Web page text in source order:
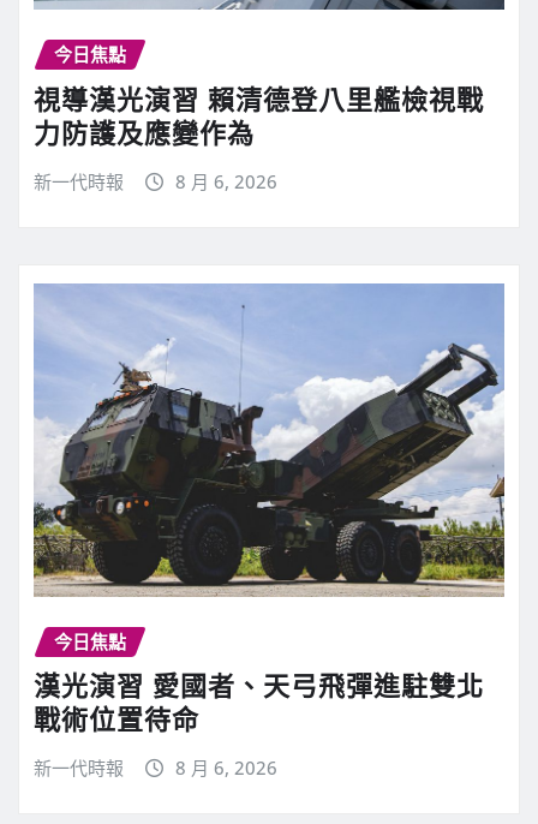
今日焦點
視導漢光演習 賴清德登八里艦檢視戰
力防護及應變作為
新一代時報 8 月 6, 2026
今日焦點
漢光演習 愛國者、天弓飛彈進駐雙北
戰術位置待命
新一代時報 8 月 6, 2026